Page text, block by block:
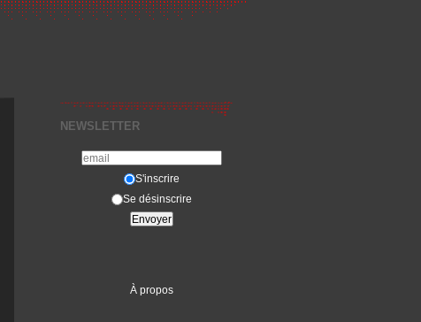
NEWSLETTER
S'inscrire
Se désinscrire
À propos